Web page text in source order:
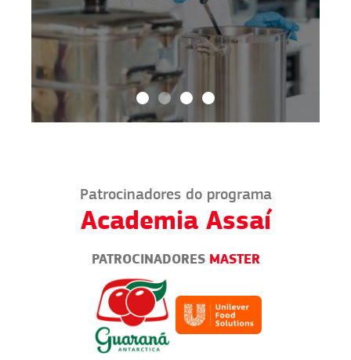
Patrocinadores do programa
Academia Assaí
PATROCINADORES MASTER